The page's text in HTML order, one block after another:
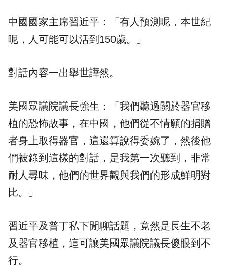
中國國家主席習近平：「有人預測呢，本世紀
呢，人可能可以活到150歲。」
對話內容一出舉世譁然。
美國眾議院議長強生：「我們聽過關於器官移
植的恐怖故事，在中國，他們從不情願的捐贈
者身上取得器官，這還算說得委婉了，然後他
們被錄到這樣的對話，是我第一次聽到，非常
耐人尋味，他們的世界觀與我們的形成鮮明對
比。」
習近平及普丁私下閒聊話題，竟然是長生不老
及器官移植，這可讓美國眾議院議長傻眼到不
行。